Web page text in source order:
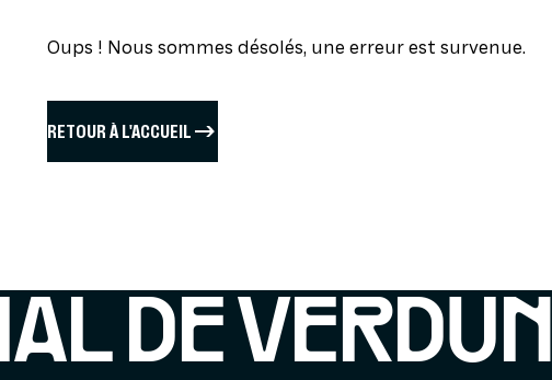
Oups ! Nous sommes désolés, une erreur est survenue.
RETOUR À L'ACCUEIL
DE VERDUN